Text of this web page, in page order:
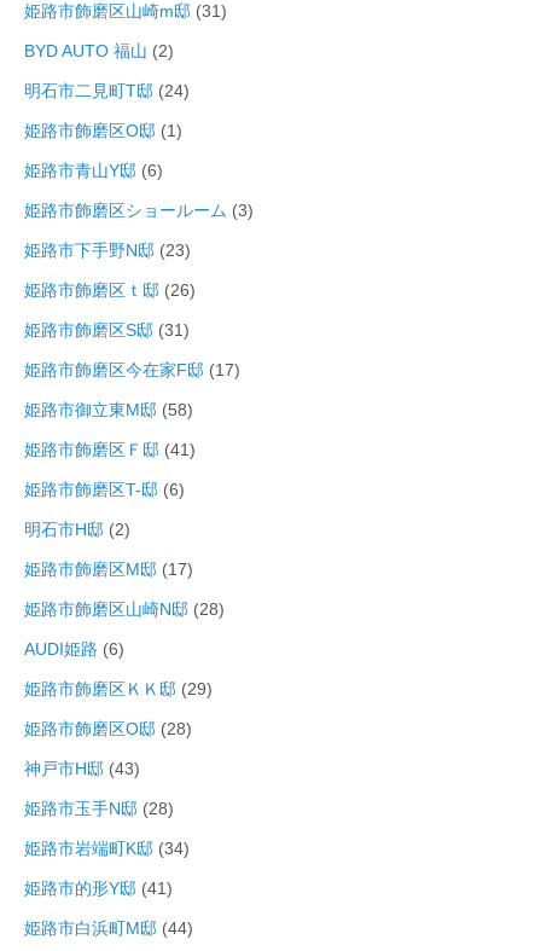
姫路市飾磨区山崎m邸 (31)
BYD AUTO 福山 (2)
明石市二見町T邸 (24)
姫路市飾磨区O邸 (1)
姫路市青山Y邸 (6)
姫路市飾磨区ショールーム (3)
姫路市下手野N邸 (23)
姫路市飾磨区ｔ邸 (26)
姫路市飾磨区S邸 (31)
姫路市飾磨区今在家F邸 (17)
姫路市御立東M邸 (58)
姫路市飾磨区Ｆ邸 (41)
姫路市飾磨区T-邸 (6)
明石市H邸 (2)
姫路市飾磨区M邸 (17)
姫路市飾磨区山崎N邸 (28)
AUDI姫路 (6)
姫路市飾磨区ＫＫ邸 (29)
姫路市飾磨区O邸 (28)
神戸市H邸 (43)
姫路市玉手N邸 (28)
姫路市岩端町K邸 (34)
姫路市的形Y邸 (41)
姫路市白浜町M邸 (44)